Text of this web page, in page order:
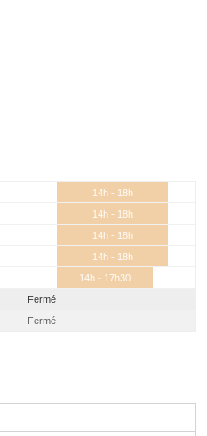
14h - 18h
14h - 18h
14h - 18h
14h - 18h
14h - 17h30
Fermé
Fermé